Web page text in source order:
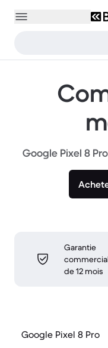
Google Pixel 8
Garantie
de 12 mois
Google Pixel 8 Pro